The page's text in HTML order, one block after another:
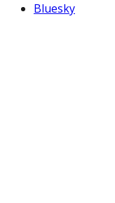
Bluesky